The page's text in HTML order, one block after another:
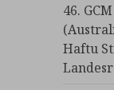
46.
Haftu